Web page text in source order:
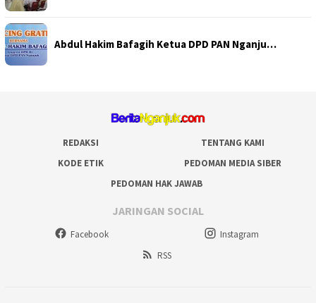
Abdul Hakim Bafagih Ketua DPD PAN Nganju…
REDAKSI
TENTANG KAMI
KODE ETIK
PEDOMAN MEDIA SIBER
PEDOMAN HAK JAWAB
JARINGAN SOCIAL
Facebook
Instagram
RSS